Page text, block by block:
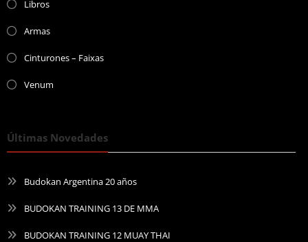
Libros
Armas
Cinturones – Faixas
Venum
Últimas Novedades
Budokan Argentina 20 años
BUDOKAN TRAINING 13 DE MMA
BUDOKAN TRAINING 12 MUAY THAI